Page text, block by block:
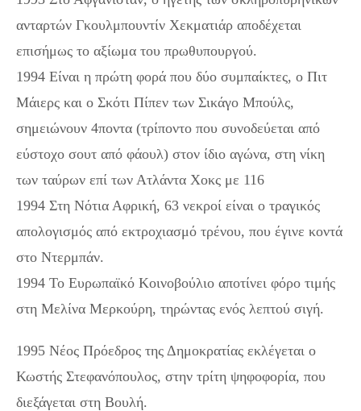
ανταρτών Γκουλμπουντίν Χεκματιάρ αποδέχεται
επισήμως το αξίωμα του πρωθυπουργού.
1994 Είναι η πρώτη φορά που δύο συμπαίκτες, ο Πιτ
Μάιερς και ο Σκότι Πίπεν των Σικάγο Μπούλς,
σημειώνουν 4ποντα (τρίποντο που συνοδεύεται από
εύστοχο σουτ από φάουλ) στον ίδιο αγώνα, στη νίκη
των ταύρων επί των Ατλάντα Χοκς με 116
1994 Στη Νότια Αφρική, 63 νεκροί είναι ο τραγικός
απολογισμός από εκτροχιασμό τρένου, που έγινε κοντά
στο Ντερμπάν.
1994 Το Ευρωπαϊκό Κοινοβούλιο αποτίνει φόρο τιμής
στη Μελίνα Μερκούρη, τηρώντας ενός λεπτού σιγή.
1995 Νέος Πρόεδρος της Δημοκρατίας εκλέγεται ο
Κωστής Στεφανόπουλος, στην τρίτη ψηφοφορία, που
διεξάγεται στη Βουλή.